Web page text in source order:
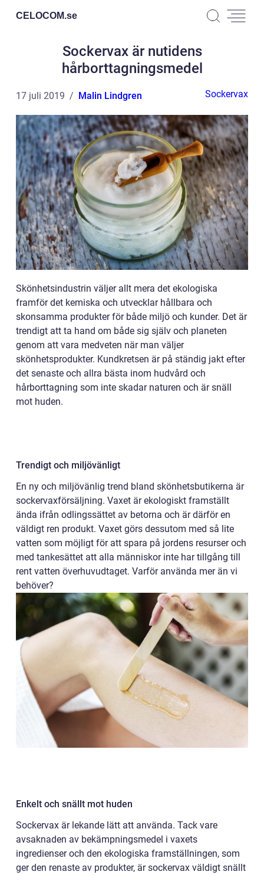
CELOCOM.se
Sockervax är nutidens
hårborttagningsmedel
17 juli 2019 Malin Lindgren Sockervax
Skönhetsindustrin väljer allt mera det ekologiska
framför det kemiska och utvecklar hållbara och
skonsamma produkter för både miljö och kunder. Det är
trendigt att ta hand om både sig själv och planeten
genom att vara medveten när man väljer
skönhetsprodukter. Kundkretsen är på ständig jakt efter
det senaste och allra bästa inom hudvård och
hårborttagning som inte skadar naturen och är snäll
mot huden.
Trendigt och miljövänligt
En ny och miljövänlig trend bland skönhetsbutikerna är
sockervaxförsäljning. Vaxet är ekologiskt framställt
ända ifrån odlingssättet av betorna och är därför en
väldigt ren produkt. Vaxet görs dessutom med så lite
vatten som möjligt för att spara på jordens resurser och
med tankesättet att alla människor inte har tillgång till
rent vatten överhuvudtaget. Varför använda mer än vi
behöver?
Enkelt och snällt mot huden
Sockervax är lekande lätt att använda. Tack vare
avsaknaden av bekämpningsmedel i vaxets
ingredienser och den ekologiska framställningen, som
ger den renaste av produkter, är sockervax väldigt snällt